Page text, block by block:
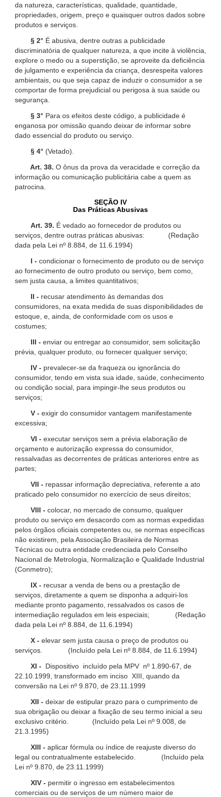
da natureza, características, qualidade, quantidade,
propriedades, origem, preço e quaisquer outros dados sobre
produtos e serviços.
§ 2° É abusiva, dentre outras a publicidade
discriminatória de qualquer natureza, a que incite à violência,
explore o medo ou a superstição, se aproveite da deficiência
de julgamento e experiência da criança, desrespeita valores
ambientais, ou que seja capaz de induzir o consumidor a se
comportar de forma prejudicial ou perigosa à sua saúde ou
segurança.
§ 3° Para os efeitos deste código, a publicidade é
enganosa por omissão quando deixar de informar sobre
dado essencial do produto ou serviço.
§ 4° (Vetado).
Art. 38. O ônus da prova da veracidade e correção da
informação ou comunicação publicitária cabe a quem as
patrocina.
SEÇÃO IV
Das Práticas Abusivas
Art. 39. É vedado ao fornecedor de produtos ou
serviços, dentre outras práticas abusivas: (Redação
dada pela Lei nº 8.884, de 11.6.1994)
I - condicionar o fornecimento de produto ou de serviço
ao fornecimento de outro produto ou serviço, bem como,
sem justa causa, a limites quantitativos;
II - recusar atendimento às demandas dos
consumidores, na exata medida de suas disponibilidades de
estoque, e, ainda, de conformidade com os usos e
costumes;
III - enviar ou entregar ao consumidor, sem solicitação
prévia, qualquer produto, ou fornecer qualquer serviço;
IV - prevalecer-se da fraqueza ou ignorância do
consumidor, tendo em vista sua idade, saúde, conhecimento
ou condição social, para impingir-lhe seus produtos ou
serviços;
V - exigir do consumidor vantagem manifestamente
excessiva;
VI - executar serviços sem a prévia elaboração de
orçamento e autorização expressa do consumidor,
ressalvadas as decorrentes de práticas anteriores entre as
partes;
VII - repassar informação depreciativa, referente a ato
praticado pelo consumidor no exercício de seus direitos;
VIII - colocar, no mercado de consumo, qualquer
produto ou serviço em desacordo com as normas expedidas
pelos órgãos oficiais competentes ou, se normas específicas
não existirem, pela Associação Brasileira de Normas
Técnicas ou outra entidade credenciada pelo Conselho
Nacional de Metrologia, Normalização e Qualidade Industrial
(Conmetro);
IX - recusar a venda de bens ou a prestação de
serviços, diretamente a quem se disponha a adquiri-los
mediante pronto pagamento, ressalvados os casos de
intermediação regulados em leis especiais; (Redação
dada pela Lei nº 8.884, de 11.6.1994)
X - elevar sem justa causa o preço de produtos ou
serviços. (Incluído pela Lei nº 8.884, de 11.6.1994)
XI -
Dispositivo incluído pela MPV nº 1.890-67, de
22.10.1999, transformado em inciso XIII, quando da
conversão na Lei nº 9.870, de 23.11.1999
XII - deixar de estipular prazo para o cumprimento de
sua obrigação ou deixar a fixação de seu termo inicial a seu
exclusivo critério. (Incluído pela Lei nº 9.008, de
21.3.1995)
XIII - aplicar fórmula ou índice de reajuste diverso do
legal ou contratualmente estabelecido. (Incluído pela
Lei nº 9.870, de 23.11.1999)
XIV - permitir o ingresso em estabelecimentos
comerciais ou de serviços de um número maior de